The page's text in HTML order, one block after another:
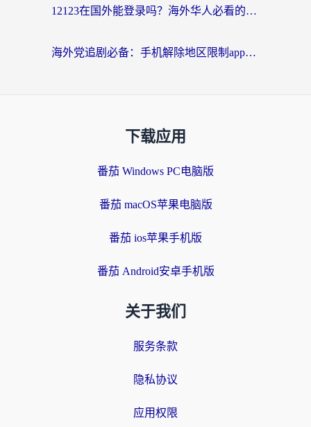
12123在国外能登录吗？海外华人必看的回国加速实用指南
海外党追剧必备：手机解除地区限制app怎么选？解决央视视频&国内剧地区限制全指南
下载应用
番茄 Windows PC电脑版
番茄 macOS苹果电脑版
番茄 ios苹果手机版
番茄 Android安卓手机版
关于我们
服务条款
隐私协议
应用权限